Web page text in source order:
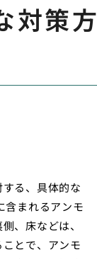
対策方
る、具体的な
含まれるアンモ
、床などは、
とで、アンモ